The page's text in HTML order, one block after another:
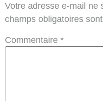
Votre adresse e-mail ne
champs obligatoires
Commentaire *